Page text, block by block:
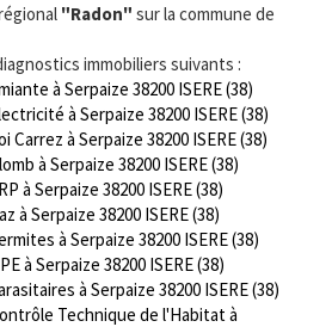
"Radon" sur la commune de
immobiliers suivants :
à Serpaize 38200 ISERE (38)
à Serpaize 38200 ISERE (38)
Carrez à Serpaize 38200 ISERE (38)
à Serpaize 38200 ISERE (38)
à Serpaize 38200 ISERE (38)
à Serpaize 38200 ISERE (38)
à Serpaize 38200 ISERE (38)
à Serpaize 38200 ISERE (38)
à Serpaize 38200 ISERE (38)
Technique de l'Habitat à